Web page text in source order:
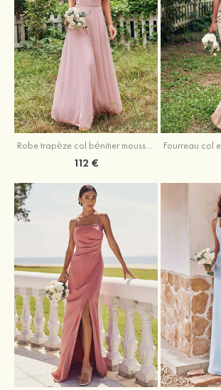
Robe trapèze col bénitier mousseline ras du sol robe de demoiselle d'honneur
112 €